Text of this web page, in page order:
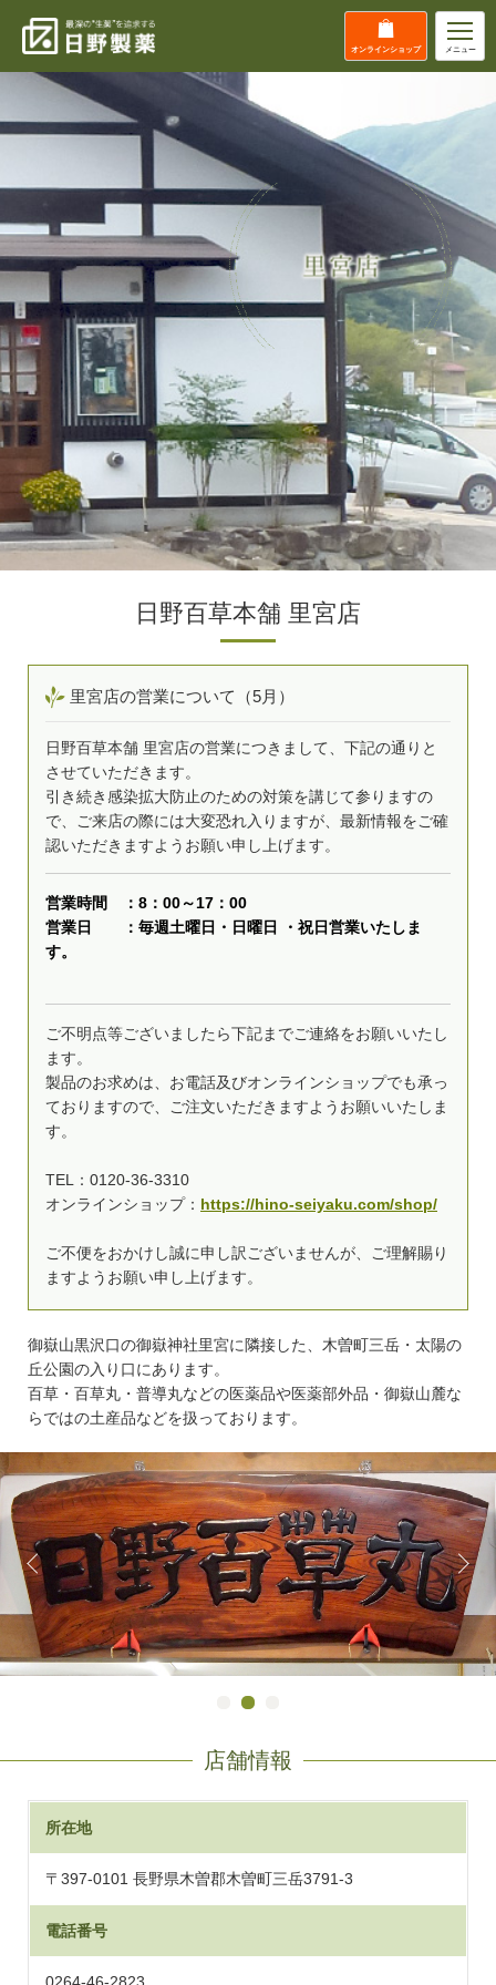
オンラインショップ メニュー
日野百草本舗 里宮店
里宮店の営業について（5月）
日野百草本舗 里宮店の営業につきまして、下記の通りと
させていただきます。
引き続き感染拡大防止のための対策を講じて参りますの
で、ご来店の際には大変恐れ入りますが、最新情報をご確
認いただきますようお願い申し上げます。
営業時間 ：8：00～17：00
営業日 ：毎週土曜日・日曜日 ・祝日営業いたしま
す。
ご不明点等ございましたら下記までご連絡をお願いいたし
ます。
製品のお求めは、お電話及びオンラインショップでも承っ
ておりますので、ご注文いただきますようお願いいたしま
す。
TEL：0120-36-3310
オンラインショップ： https://hino-seiyaku.com/shop/
ご不便をおかけし誠に申し訳ございませんが、ご理解賜り
ますようお願い申し上げます。
御嶽山黒沢口の御嶽神社里宮に隣接した、木曽町三岳・太陽の
丘公園の入り口にあります。
百草・百草丸・普導丸などの医薬品や医薬部外品・御嶽山麓な
らではの土産品などを扱っております。
店舗情報
所在地
〒397-0101 長野県木曽郡木曽町三岳3791-3
電話番号